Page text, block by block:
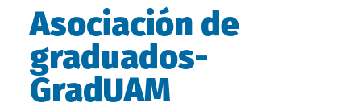
Asociación de
graduados-
GradUAM